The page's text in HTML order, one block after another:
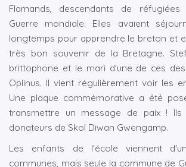
Flamands, descendants de
Guerre mondiale. Elles avaient
longtemps pour apprendre le breton et
très bon souvenir de la Bretagne.
brittophone et le mari d'une de ces
Oplinus. Il vient régulièrement voir les
Une plaque commémorative a été
transmettre un message de paix ! Ils
donateurs de Skol Diwan Gwengamp.
Les enfants de l'école viennent
communes, mais seule la commune de